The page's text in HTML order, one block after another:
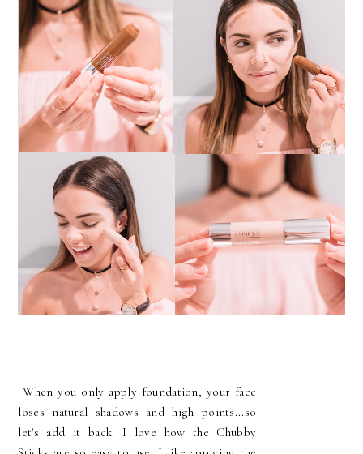
When you only apply foundation, your face
loses natural shadows and high points...so
let's add it back. I love how the Chubby